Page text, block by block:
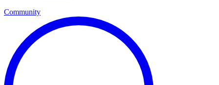
Community